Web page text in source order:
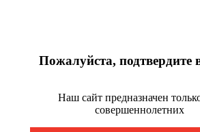
Пожалуйста, подтвердите
Наш сайт предназначен
совершеннолетних